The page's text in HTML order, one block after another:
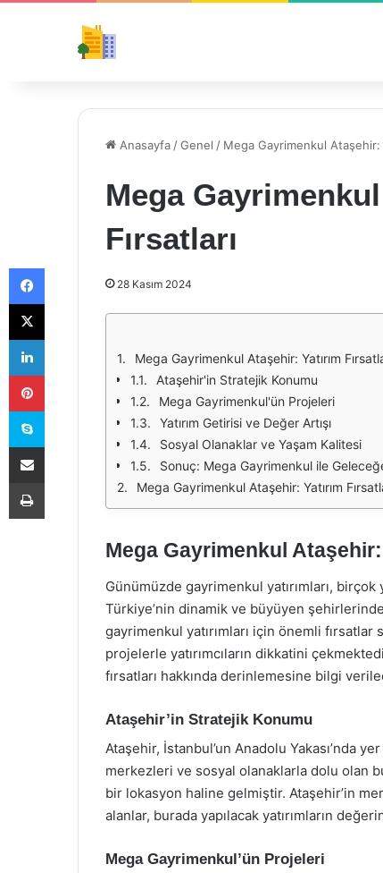
Anasayfa /Genel / Mega Gayrimenkul Ataşehir:
Mega
Fırsatları
28 Kasım 2024
Mega Gayrimenkul Ataşehir: Yatırım
Ataşehir'in Stratejik Konumu
Mega Gayrimenkul'ün Projeleri
Yatırım Getirisi ve Değer Artışı
Sosyal Olanaklar ve Yaşam Kalitesi
Sonuç: Mega Gayrimenkul ile Geleceğe
Mega Gayrimenkul Ataşehir: Yatırım
Mega Gayrimenkul Ataşehir:
Günümüzde gayrimenkul yatırımları,
Türkiye’nin dinamik ve büyüyen
gayrimenkul yatırımları için önemli
projelerle yatırımcıların dikkatini
fırsatları hakkında derinlemesine bilgi
Ataşehir’in Stratejik Konumu
Ataşehir, İstanbul’un Anadolu Yakası’nda
merkezleri ve sosyal olanaklarla dolu olan
bir lokasyon haline gelmiştir. Ataşehir’in
alanlar, burada yapılacak yatırımların
Mega Gayrimenkul’ün Projeleri
Facebook
X
LinkedIn
Pinterest
Skype
E-Posta ile paylaş